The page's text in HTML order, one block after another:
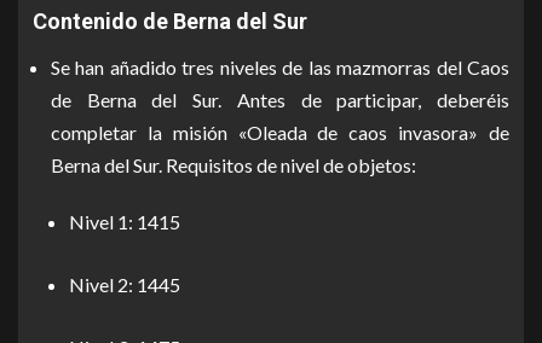
Contenido de Berna del Sur
Se han añadido tres niveles de las mazmorras del Caos
de Berna del Sur. Antes de participar, deberéis
completar la misión «Oleada de caos invasora» de
Berna del Sur. Requisitos de nivel de objetos:
Nivel 1: 1415
Nivel 2: 1445